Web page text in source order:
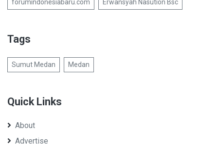
forumindonesiabaru.com Erwansyah Nasution Bsc
Tags
Sumut Medan Medan
Quick Links
About
Advertise